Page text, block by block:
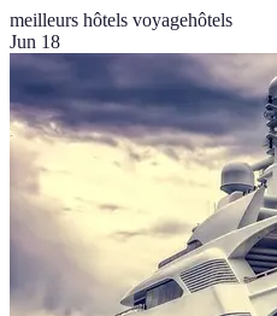
meilleurs hôtels voyagehôtels
Jun 18